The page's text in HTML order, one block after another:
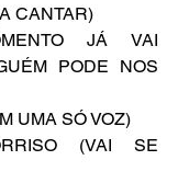
CANTAR)
JÁ VAI
PODE NOS
UMA SÓ VOZ)
(VAI SE